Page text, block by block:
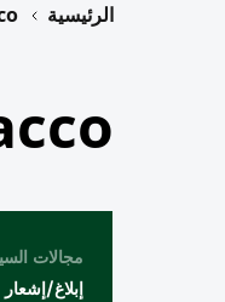
مسار
الرئيسية
مجالات
إبلاغ/إشعار